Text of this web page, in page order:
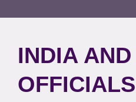
INDIA
OFFICIALS